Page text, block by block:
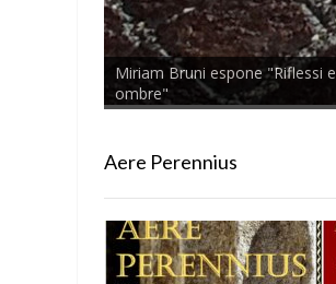
Miriam Bruni espone "Riflessi e
ombre"
Aere Perennius